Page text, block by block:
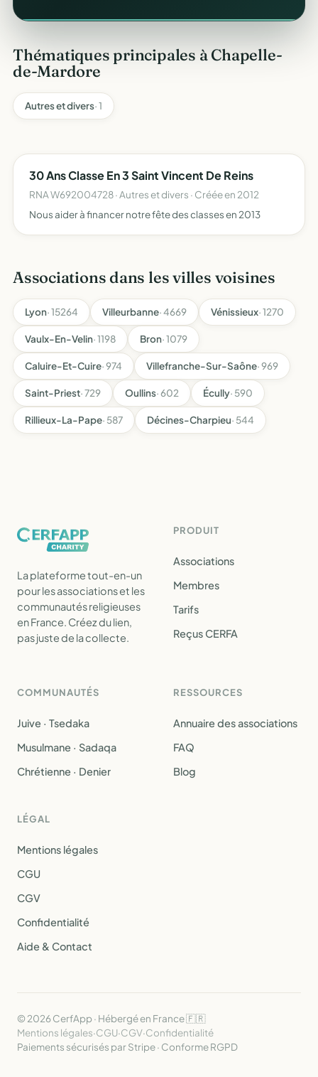
Thématiques principales à Chapelle-
de-Mardore
Autres et divers· 1
30 Ans Classe En 3 Saint Vincent De Reins
RNA W692004728 · Autres et divers · Créée en 2012
Nous aider à financer notre fête des classes en 2013
Associations dans les villes voisines
Lyon· 15264 Villeurbanne· 4669 Vénissieux· 1270
Vaulx-En-Velin· 1198 Bron· 1079
Caluire-Et-Cuire· 974 Villefranche-Sur-Saône· 969
Saint-Priest· 729 Oullins· 602 Écully· 590
Rillieux-La-Pape· 587 Décines-Charpieu· 544
La plateforme tout-en-un
pour les associations et les
communautés religieuses
en France. Créez du lien,
pas juste de la collecte.
PRODUIT
Associations
Membres
Tarifs
Reçus CERFA
COMMUNAUTÉS
Juive · Tsedaka
Musulmane · Sadaqa
Chrétienne · Denier
RESSOURCES
Annuaire des associations
FAQ
Blog
LÉGAL
Mentions légales
CGU
CGV
Confidentialité
Aide & Contact
© 2026 CerfApp · Hébergé en France 🇫🇷
Mentions légales·CGU·CGV·Confidentialité
Paiements sécurisés par Stripe · Conforme RGPD